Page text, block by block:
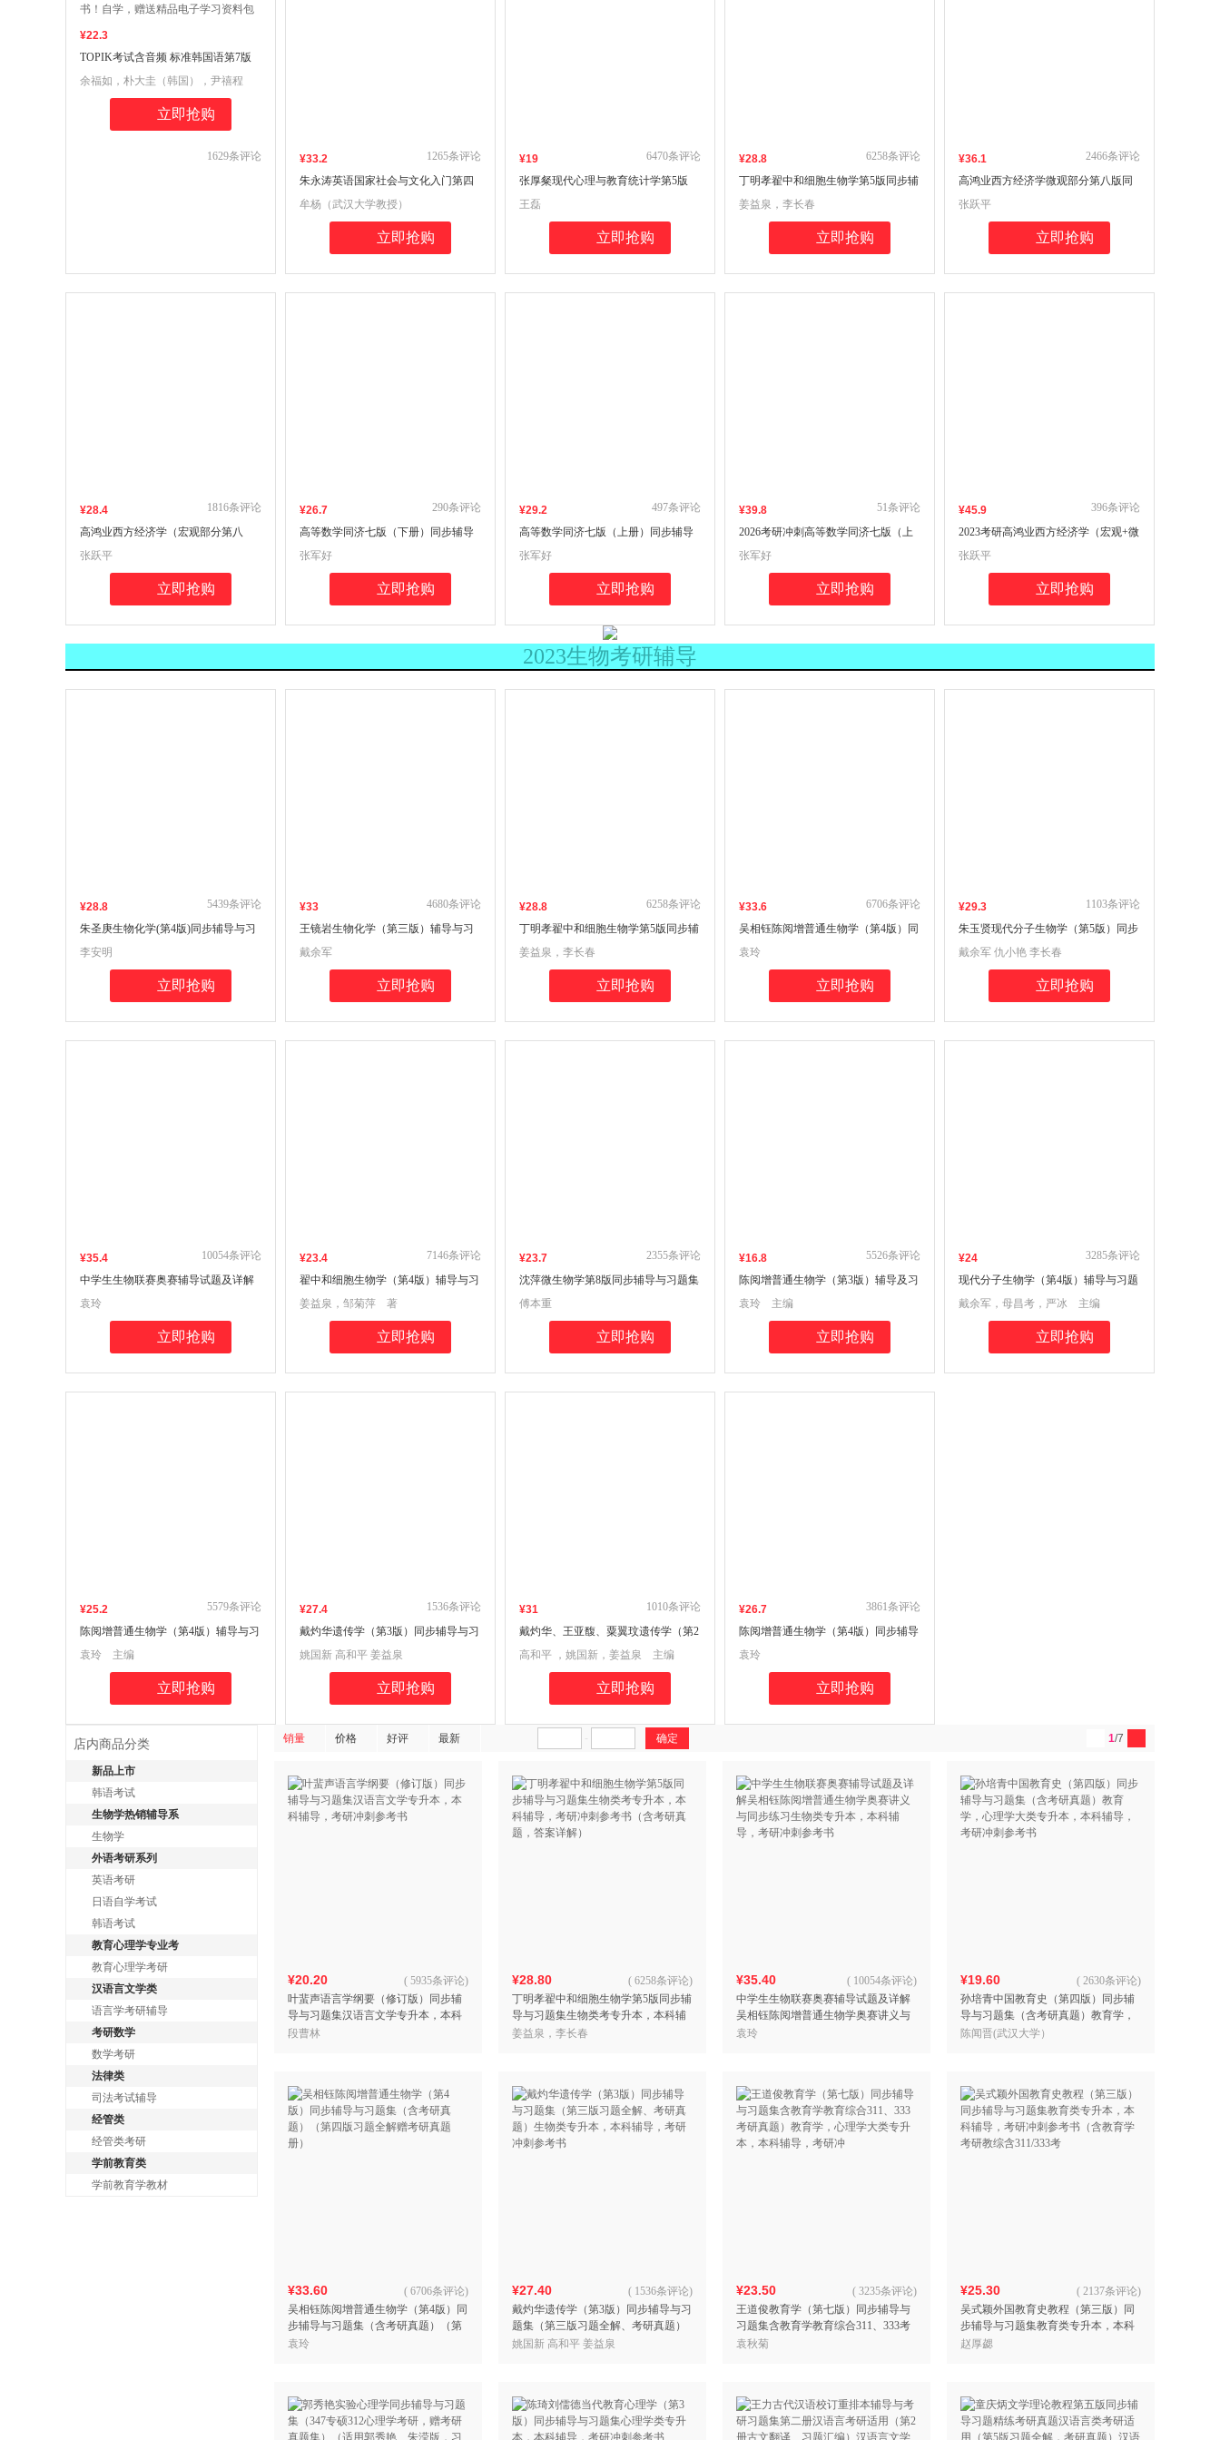
¥22.3
TOPIK考试含音频 标准韩国语第7版
自学辅导与考级练习（第一册）韩国
语能力考试（TOPIK）指定参考书！
自学，赠送精品电子学习资料包
1629条评论
余福如，朴大圭（韩国），尹禧程
（韩国）
立即抢购
¥33.2
朱永涛英语国家社会与文化入门第四
版学习指南含中文翻译英语类专升
本，本科辅导，考研冲刺参考书（含
中文翻译，上下册同步辅导合订本）
1265条评论
牟杨（武汉大学教授）
立即抢购
¥19
张厚粲现代心理与教育统计学第5版
312/347张厚粲现代心理与教育统计学
第5版同步辅导与习题集心理学类专升
本，本科辅导，考研冲刺参考书
6470条评论
王磊
立即抢购
¥28.8
丁明孝翟中和细胞生物学第5版同步辅
导与习题集生物类考专升本，本科辅
导，考研冲刺参考书（含考研真题，
6258条评论
姜益泉，李长春
立即抢购
¥36.1
高鸿业西方经济学微观部分第八版同
步辅导与习题集经管类专升本，本科
辅导，考研冲刺参考书（考研真题、
习题全解、考点归纳）
2466条评论
张跃平
立即抢购
¥28.4
高鸿业西方经济学（宏观部分第八
版）同步辅导与习题集经管类专升
本，本科辅导，考研冲刺参考书（考
研真题、习题全解、考点归纳）
1816条评论
张跃平
立即抢购
¥26.7
高等数学同济七版（下册）同步辅导
数学类专升本，本科辅导，考研冲刺
参考书与习题精解含考研真题解析 知
识归纳强化练习辅导讲义
290条评论
张军好
立即抢购
¥29.2
高等数学同济七版（上册）同步辅导
与数学类考研习题精解含考研真题解
析 知识归纳强化练习辅导讲义数学类
考研汉语言文学类专升本，本科辅
导，考研冲刺参考书
497条评论
张军好
立即抢购
¥39.8
2026考研冲刺高等数学同济七版（上
下册）同步辅导与习题精解含考研真
题解析 知识归纳强化练习辅导讲义
51条评论
张军好
立即抢购
¥45.9
2023考研高鸿业西方经济学（宏观+微
观）第八版同步辅导与习题集（考研
真题、习题全解、考点归纳）
396条评论
张跃平
立即抢购
2023生物考研辅导
¥28.8
朱圣庚生物化学(第4版)同步辅导与习
题集（上下册合订本）生物类专升
本，本科辅导，考研冲刺参考书( 第四
版习题全解，考研真题)
5439条评论
李安明
立即抢购
¥33
王镜岩生物化学（第三版）辅导与习
题集生物类考研适用（第3版生化上册
下册合订本考点重点分析、考研真
4680条评论
戴余军
立即抢购
¥28.8
丁明孝翟中和细胞生物学第5版同步辅
导与习题集生物类考专升本，本科辅
导，考研冲刺参考书（含考研真题，
6258条评论
姜益泉，李长春
立即抢购
¥33.6
吴相钰陈阅增普通生物学（第4版）同
步辅导与习题集（含考研真题）（第
四版习题全解赠考研真题册）
6706条评论
袁玲
立即抢购
¥29.3
朱玉贤现代分子生物学（第5版）同步
辅导与习题集生物类专升本，本科辅
导，考研冲刺参考书（含习题全解·考
1103条评论
戴余军 仇小艳 李长春
立即抢购
¥35.4
中学生生物联赛奥赛辅导试题及详解
吴相钰陈阅增普通生物学奥赛讲义与
同步练习生物类专升本，本科辅导，
10054条评论
袁玲
立即抢购
¥23.4
翟中和细胞生物学（第4版）辅导与习
题集(翟中和、王喜忠、丁孝明《细胞
生物学》第4版同步配套辅导、考研辅
导)生物类专升本，本科辅导，考研冲
7146条评论
姜益泉，邹菊萍 著
立即抢购
¥23.7
沈萍微生物学第8版同步辅导与习题集
生物类考研适用(第八版习题全解、考
研真题)生物类专升本，本科辅导，考
2355条评论
傅本重
立即抢购
¥16.8
陈阅增普通生物学（第3版）辅导及习
题集（吴相钰《陈阅增普通生物学
（第3版）》配套考研辅导，全国中学
生生物学联奥奥赛参考书）
5526条评论
袁玲 主编
立即抢购
¥24
现代分子生物学（第4版）辅导与习题
集(朱玉贤，李毅，郑晓峰《现代分子
生物学》（第4版）配套辅导、考研辅
导、历年考研真题汇编)
3285条评论
戴余军，母昌考，严冰 主编
立即抢购
¥25.2
陈阅增普通生物学（第4版）辅导与习
题集 （吴相钰等《陈阅增普通生物
学》第4版 同步辅导、考研辅导，全
国中学生生物学联奥、奥赛参考辅导
5579条评论
袁玲 主编
立即抢购
¥27.4
戴灼华遗传学（第3版）同步辅导与习
题集（第三版习题全解、考研真题）
生物类专升本，本科辅导，考研冲刺
1536条评论
姚国新 高和平 姜益泉
立即抢购
¥31
戴灼华、王亚馥、粟翼玟遗传学（第2
版）辅导与习题集（戴灼华、王亚
馥、粟翼玟《遗传学》（第2版）同步
1010条评论
高和平 ，姚国新，姜益泉 主编
立即抢购
¥26.7
陈阅增普通生物学（第4版）同步辅导
与习题集（含生物考研真题）（吴相
钰《陈阅增普通生物学第4版》配套辅
导习题集，全国中学生生物奥赛参考
3861条评论
袁玲
立即抢购
店内商品分类
新品上市
韩语考试
生物学热销辅导系
生物学
外语考研系列
英语考研
日语自学考试
韩语考试
教育心理学专业考
教育心理学考研
汉语言文学类
语言学考研辅导
考研数学
数学考研
法律类
司法考试辅导
经管类
经管类考研
学前教育类
学前教育学教材
销量 价格 好评 最新 1/7
¥20.20
叶蜚声语言学纲要（修订版）同步辅
导与习题集汉语言文学专升本，本科
辅导，考研冲刺参考书
( 5935条评论)
段曹林
¥28.80
丁明孝翟中和细胞生物学第5版同步辅
导与习题集生物类考专升本，本科辅
导，考研冲刺参考书（含考研真题，
( 6258条评论)
姜益泉，李长春
¥35.40
中学生生物联赛奥赛辅导试题及详解
吴相钰陈阅增普通生物学奥赛讲义与
同步练习生物类专升本，本科辅导，
( 10054条评论)
袁玲
¥19.60
孙培青中国教育史（第四版）同步辅
导与习题集（含考研真题）教育学，
心理学大类专升本，本科辅导，考研
( 2630条评论)
陈闻晋(武汉大学）
¥33.60
吴相钰陈阅增普通生物学（第4版）同
步辅导与习题集（含考研真题）（第
四版习题全解赠考研真题册）
( 6706条评论)
袁玲
¥27.40
戴灼华遗传学（第3版）同步辅导与习
题集（第三版习题全解、考研真题）
生物类专升本，本科辅导，考研冲刺
( 1536条评论)
姚国新 高和平 姜益泉
¥23.50
王道俊教育学（第七版）同步辅导与
习题集含教育学教育综合311、333考
研真题）教育学，心理学大类专升
( 3235条评论)
袁秋菊
¥25.30
吴式颖外国教育史教程（第三版）同
步辅导与习题集教育类专升本，本科
辅导，考研冲刺参考书（含教育学考
( 2137条评论)
赵厚勰